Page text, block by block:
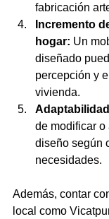
fabricación
Incremento
hogar: Un
diseñado
percepción y
vivienda.
de modificar o
diseño según
necesidades.
Además, contar
local como